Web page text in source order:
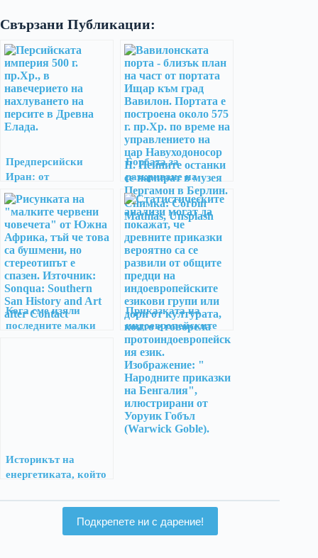
Свързани Публикации:
Предперсийски
Иран: от
изобретяването на
земеделието до
настъплението на
арийците
Борбата за
разкриване на
първия автор в света
Кога сме изяли
последните малки
Приказката на
индоевропейските
предци
Историкът на
енергетиката, който
декарбонизация е
Подкрепете ни с дарение!